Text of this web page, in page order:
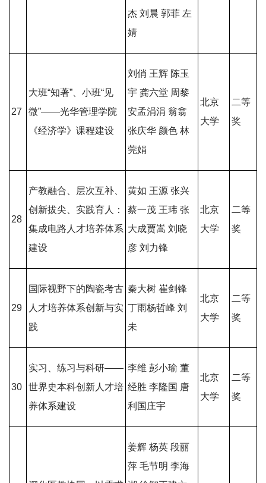
杰 刘晨 郭菲 左
婧
27
大班“知著”、小班“见
微”——光华管理学院
《经济学》课程建设
刘俏 王辉 陈玉
宇 龚六堂 周黎
安孟涓涓 翁翕
张庆华 颜色 林
莞娟
北京
大学
二等
奖
28
产教融合、层次互补、
创新拔尖、实践育人：
集成电路人才培养体系
建设
黄如 王源 张兴
蔡一茂 王玮 张
大成贾嵩 刘晓
彦 刘力锋
北京
大学
二等
奖
29
国际视野下的陶瓷考古
人才培养体系创新与实
践
秦大树 崔剑锋
丁雨杨哲峰 刘
未
北京
大学
二等
奖
30
实习、练习与科研——
世界史本科创新人才培
养体系建设
李维 彭小瑜 董
经胜 李隆国 唐
利国庄宇
北京
大学
二等
奖
姜辉 杨英 段丽
萍 毛节明 李海